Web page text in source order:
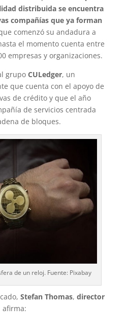
distribuida se encuentra
compañías que ya forman
comenzó su andadura a
el momento cuenta entre
empresas y organizaciones.
grupo CULedger, un
que cuenta con el apoyo de
de crédito y que el año
de servicios centrada
de bloques.
de un reloj. Fuente: Pixabay
Stefan Thomas, director
afirma: